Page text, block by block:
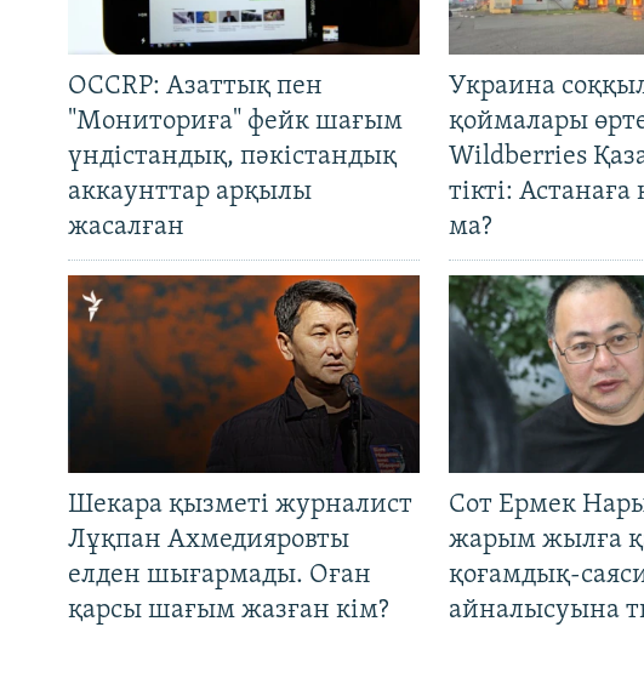
OCCRP: Азаттық пен
"Мониториға" фейк шағым
үндістандық, пәкістандық
аккаунттар арқылы
жасалған
Украина
қоймалары
Wildberries
тікті: Астанаға
ма?
Шекара қызметі журналист
Лұқпан Ахмедияровты
елден шығармады. Оған
қарсы шағым жазған кім?
Сот Ермек
жарым жылға
қоғамдық-
айналысуына